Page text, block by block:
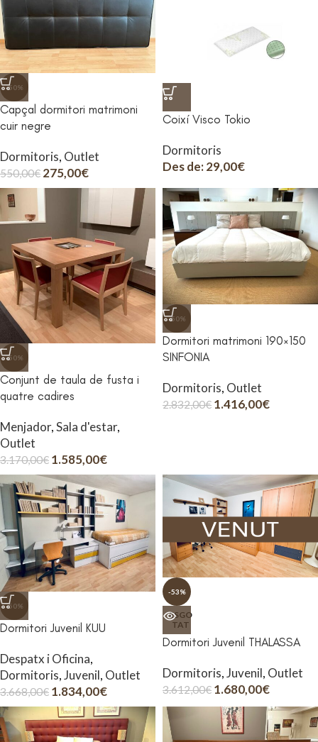
-50%
Capçal dormitori matrimoni
cuir negre
Dormitoris, Outlet
550,00€ 275,00€
Coixí Visco Tokio
Dormitoris
Des de:29,00€
-50%
Conjunt de taula de fusta i
quatre cadires
Menjador,Sala d'estar,
Outlet
3.170,00€ 1.585,00€
-50%
Dormitori matrimoni 190×150
SINFONIA
Dormitoris, Outlet
2.832,00€ 1.416,00€
-50%
Dormitori Juvenil KUU
Despatx i Oficina,
Dormitoris,Juvenil, Outlet
3.668,00€ 1.834,00€
-53%
ESGO
TAT
Dormitori Juvenil THALASSA
Dormitoris,Juvenil, Outlet
3.612,00€ 1.680,00€